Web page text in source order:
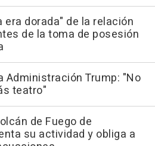
era dorada" de la relación
de la toma de posesión
Administración Trump: "No
teatro"
de Fuego de
su actividad y obliga a